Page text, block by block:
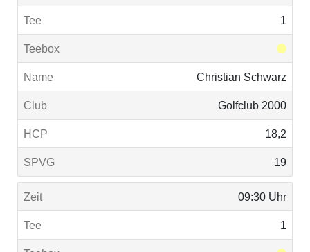
1
Christian Schwarz
Golfclub 2000
18,2
19
09:30 Uhr
1